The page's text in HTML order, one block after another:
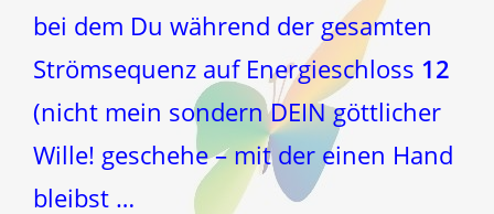
bei dem Du während der gesamten
Strömsequenz auf Energieschloss 12
(nicht mein sondern DEIN göttlicher
Wille! geschehe – mit der einen Hand
bleibst …